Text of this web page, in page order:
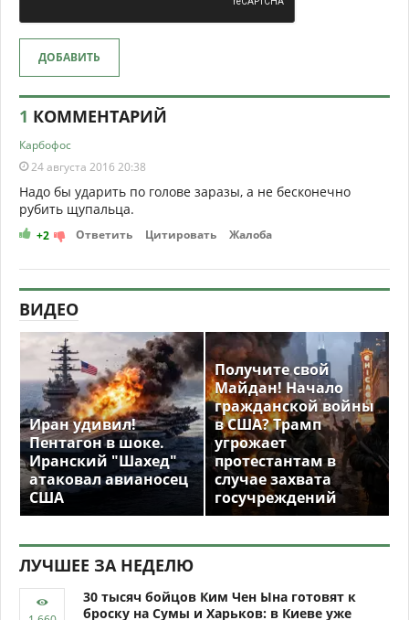
ДОБАВИТЬ
1 КОММЕНТАРИЙ
Карбофос
24 августа 2016 20:38
Надо бы ударить по голове заразы, а не бесконечно
рубить щупальца.
+2 Ответить Цитировать Жалоба
ВИДЕО
Иран удивил!
Пентагон в шоке.
Иранский "Шахед"
атаковал авианосец
США
Получите свой
Майдан! Начало
гражданской войны
в США? Трамп
угрожает
протестантам в
случае захвата
госучреждений
ЛУЧШЕЕ ЗА НЕДЕЛЮ
30 тысяч бойцов Ким Чен Ына готовят к
броску на Сумы и Харьков: в Киеве уже